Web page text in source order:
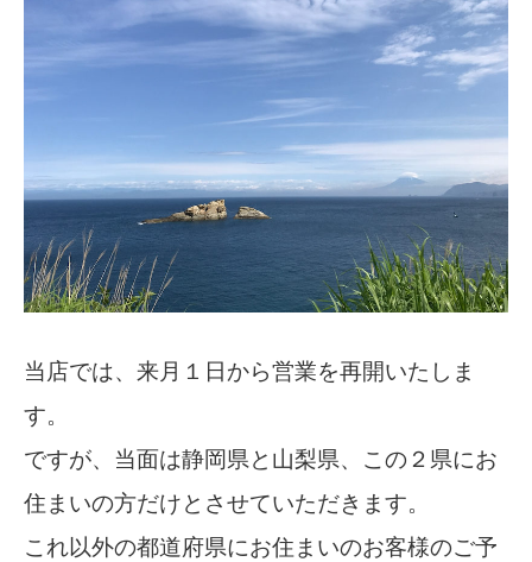
当店では、来月１日から営業を再開いたしま
す。
ですが、当面は静岡県と山梨県、この２県にお
住まいの方だけとさせていただきます。
これ以外の都道府県にお住まいのお客様のご予